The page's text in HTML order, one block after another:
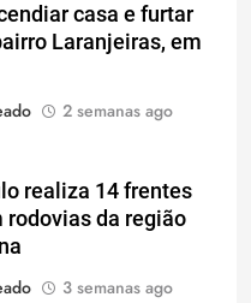
casa e furtar
Laranjeiras, em
2 semanas ago
realiza 14 frentes
rodovias da região
3 semanas ago